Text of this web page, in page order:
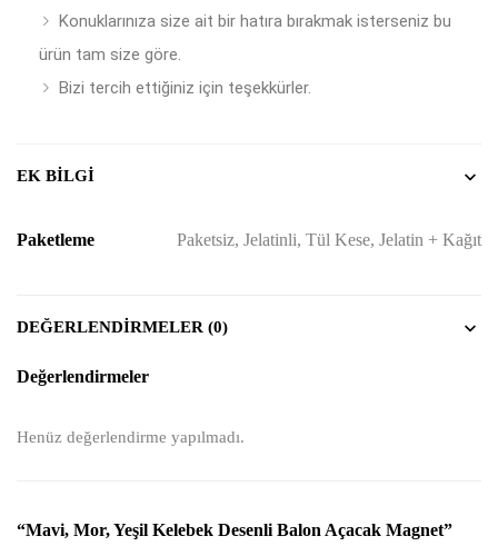
Konuklarınıza size ait bir hatıra bırakmak isterseniz bu
ürün tam size göre.
Bizi tercih ettiğiniz için teşekkürler.
EK BILGI
Paketleme Paketsiz, Jelatinli, Tül Kese, Jelatin + Kağıt
DEĞERLENDIRMELER (0)
Değerlendirmeler
Henüz değerlendirme yapılmadı.
“Mavi, Mor, Yeşil Kelebek Desenli Balon Açacak Magnet”